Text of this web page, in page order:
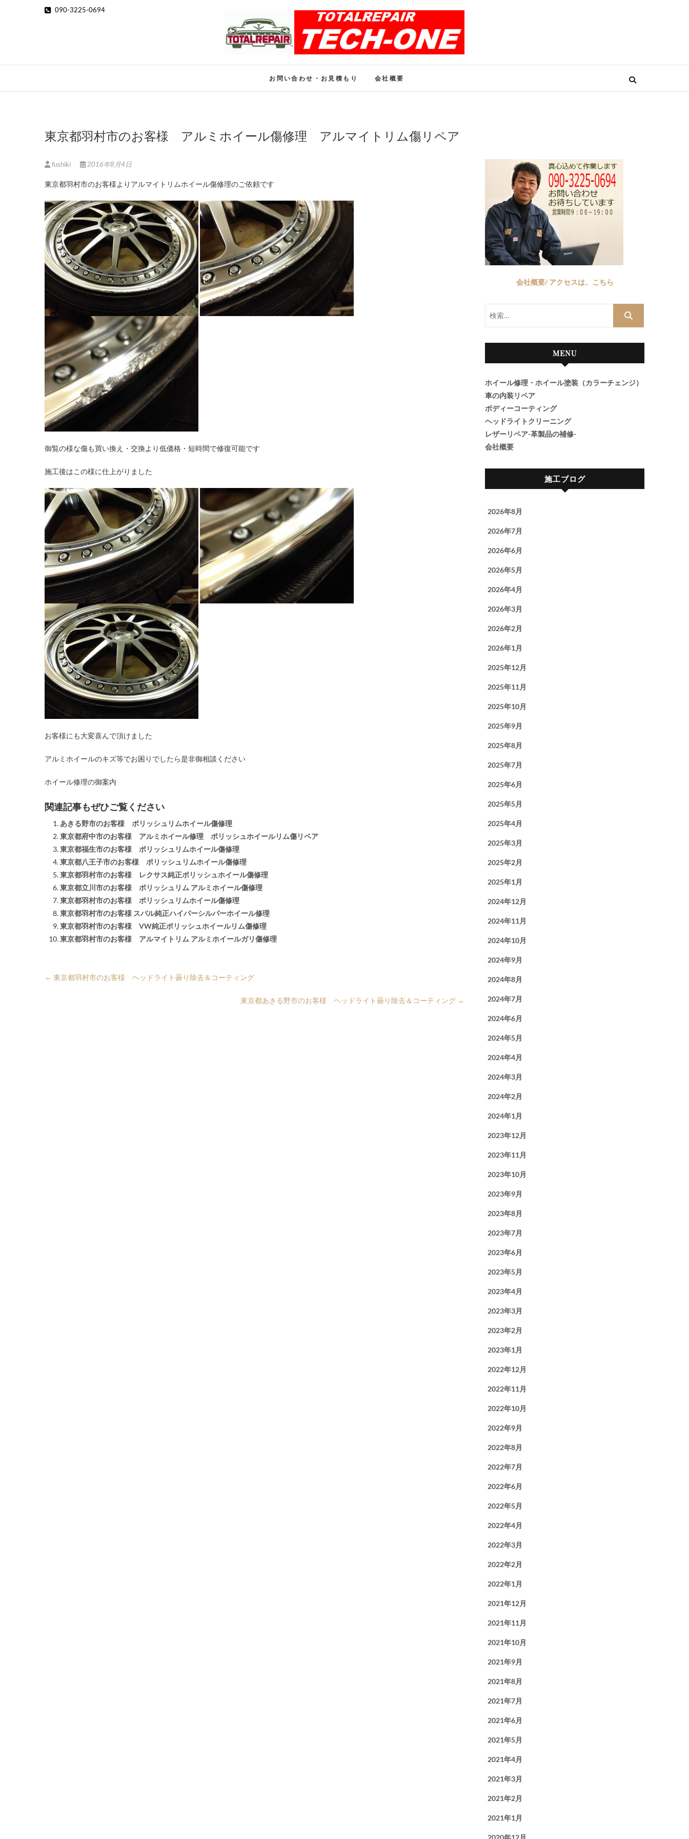
090-3225-0694
ホイール修理のトータルリペアテックワン
お問い合わせ・お見積もり 会社概要
東京都羽村市のお客様 アルミホイール傷修理 アルマイトリム傷リペア
fushiki 2016年8月4日
東京都羽村市のお客様よりアルマイトリムホイール傷修理のご依頼です
御覧の様な傷も買い換え・交換より低価格・短時間で修復可能です
施工後はこの様に仕上がりました
お客様にも大変喜んで頂けました
アルミホイールのキズ等でお困りでしたら是非御相談ください
ホイール修理の御案内
関連記事もぜひご覧ください
あきる野市のお客様 ポリッシュリムホイール傷修理
東京都府中市のお客様 アルミホイール修理 ポリッシュホイールリム傷リペア
東京都福生市のお客様 ポリッシュリムホイール傷修理
東京都八王子市のお客様 ポリッシュリムホイール傷修理
東京都羽村市のお客様 レクサス純正ポリッシュホイール傷修理
東京都立川市のお客様 ポリッシュリム アルミホイール傷修理
東京都羽村市のお客様 ポリッシュリムホイール傷修理
東京都羽村市のお客様 スバル純正ハイパーシルバーホイール修理
東京都羽村市のお客様 VW純正ポリッシュホイールリム傷修理
東京都羽村市のお客様 アルマイトリム アルミホイールガリ傷修理
← 東京都羽村市のお客様 ヘッドライト曇り除去＆コーティング
東京都あきる野市のお客様 ヘッドライト曇り除去＆コーティング →
会社概要/ アクセスは、こちら
MENU
ホイール修理・ホイール塗装（カラーチェンジ）
車の内装リペア
ボディーコーティング
ヘッドライトクリーニング
レザーリペア-革製品の補修-
会社概要
施工ブログ
2026年8月
2026年7月
2026年6月
2026年5月
2026年4月
2026年3月
2026年2月
2026年1月
2025年12月
2025年11月
2025年10月
2025年9月
2025年8月
2025年7月
2025年6月
2025年5月
2025年4月
2025年3月
2025年2月
2025年1月
2024年12月
2024年11月
2024年10月
2024年9月
2024年8月
2024年7月
2024年6月
2024年5月
2024年4月
2024年3月
2024年2月
2024年1月
2023年12月
2023年11月
2023年10月
2023年9月
2023年8月
2023年7月
2023年6月
2023年5月
2023年4月
2023年3月
2023年2月
2023年1月
2022年12月
2022年11月
2022年10月
2022年9月
2022年8月
2022年7月
2022年6月
2022年5月
2022年4月
2022年3月
2022年2月
2022年1月
2021年12月
2021年11月
2021年10月
2021年9月
2021年8月
2021年7月
2021年6月
2021年5月
2021年4月
2021年3月
2021年2月
2021年1月
2020年12月